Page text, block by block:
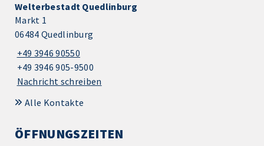
Welterbestadt Quedlinburg
Markt 1
06484 Quedlinburg
+49 3946 90550
+49 3946 905-9500
Nachricht schreiben
Alle Kontakte
ÖFFNUNGSZEITEN